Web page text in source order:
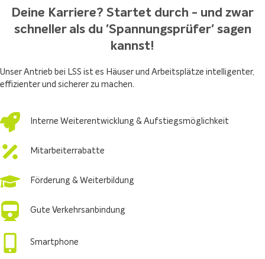
Deine Karriere? Startet durch - und zwar
schneller als du 'Spannungsprüfer' sagen
kannst!
Unser Antrieb bei LSS ist es Häuser und Arbeitsplätze intelligenter,
effizienter und sicherer zu machen.
Interne Weiterentwicklung & Aufstiegsmöglichkeit
Mitarbeiterrabatte
Förderung & Weiterbildung
Gute Verkehrsanbindung
Smartphone